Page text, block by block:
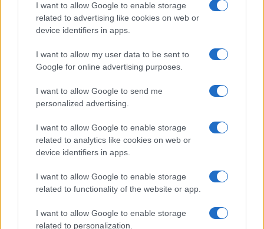
I want to allow Google to enable storage
related to advertising like cookies on web or
device identifiers in apps.
I want to allow my user data to be sent to
Google for online advertising purposes.
I want to allow Google to send me
personalized advertising.
I want to allow Google to enable storage
related to analytics like cookies on web or
device identifiers in apps.
I want to allow Google to enable storage
related to functionality of the website or app.
I want to allow Google to enable storage
related to personalization.
Cumuli di rifiuti a Santa Teresa Gallura, la
segnalazione dei residenti
Incendi in Gallura, devastati un chiosco e due
furgoni: le indagini
Cannigione celebra la cultura gallurese con il
“Poker letterario”
È scontro tra Misericordia e Comune di Santa
Teresa Gallura
Controlli rafforzati in Costa Smeralda, 20